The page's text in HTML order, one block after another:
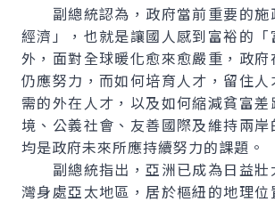
副總統認為，政府當前重要的施
經濟」，也就是讓國人感到富裕的「
外，面對全球暖化愈來愈嚴重，政
仍應努力，而如何培育人才，留住人
需的外在人才，以及如何縮減貧富差
境、公義社會、友善國際及維持兩岸
均是政府未來所應持續努力的課題。
副總統指出，亞洲已成為日益壯
灣身處亞太地區，居於樞紐的地理